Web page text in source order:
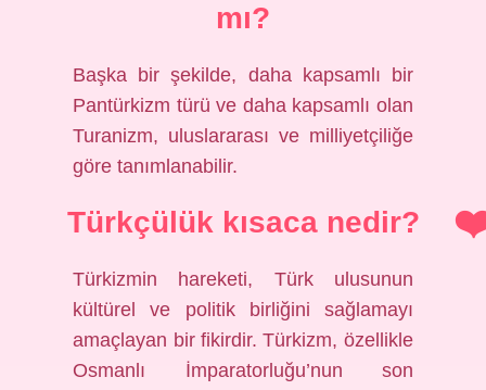
mı?
Başka bir şekilde, daha kapsamlı bir
Pantürkizm türü ve daha kapsamlı olan
Turanizm, uluslararası ve milliyetçiliğe
göre tanımlanabilir.
Türkçülük kısaca nedir?
Türkizmin hareketi, Türk ulusunun
kültürel ve politik birliğini sağlamayı
amaçlayan bir fikirdir. Türkizm, özellikle
Osmanlı İmparatorluğu’nun son